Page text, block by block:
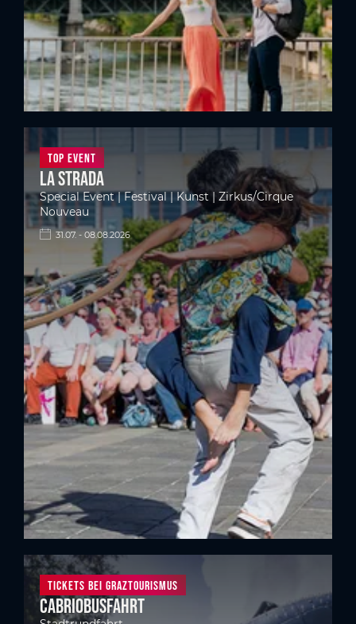
Top Event
La Strada
Special Event | Festival | Kunst | Zirkus/Cirque
Nouveau
31.07. - 08.08.2026
TIckets bei Graztourismus
Cabriobusfahrt